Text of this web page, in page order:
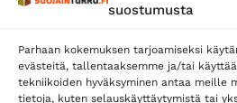
suostumusta
Parhaan kokemuksen tarjoamiseksi
evästeitä, tallentaaksemme ja/tai
tekniikoiden hyväksyminen antaa meille
tietoja, kuten selauskäyttäytymistä tai